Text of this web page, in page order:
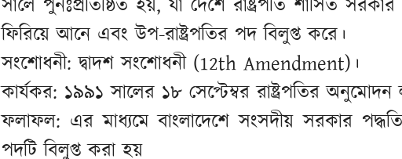
সালে পুনঃপ্রতিষ্ঠিত হয়, যা দেশে রাষ্ট্রপতি শাসিত
ফিরিয়ে আনে এবং উপ-রাষ্ট্রপতির পদ বিলুপ্ত করে।
সংশোধনী: দ্বাদশ সংশোধনী (12th Amendment)।
কার্যকর: ১৯৯১ সালের ১৮ সেপ্টেম্বর রাষ্ট্রপতির
ফলাফল: এর মাধ্যমে বাংলাদেশে সংসদীয় সরকার
পদটি বিলুপ্ত করা হয়